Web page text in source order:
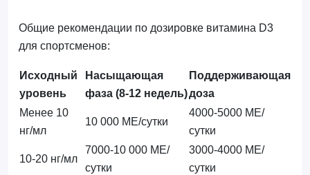
Общие рекомендации по дозировке витамина D3
для спортсменов:
Исходный
уровень
Насыщающая
фаза (8-12 недель)
Поддерживающая
доза
Менее 10
нг/мл
10 000 МЕ/сутки
4000-5000 МЕ/
сутки
10-20 нг/мл
7000-10 000 МЕ/
сутки
3000-4000 МЕ/
сутки